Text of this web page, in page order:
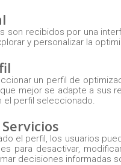
son recibidos por una
y personalizar la
un perfil de
mejor se adapte a sus
perfil seleccionado.
el perfil, los usuarios
para desactivar,
decisiones informadas